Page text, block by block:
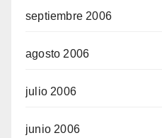
septiembre 2006
agosto 2006
julio 2006
junio 2006